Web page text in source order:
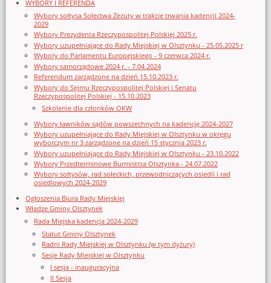
WYBORY I REFERENDA
Wybory sołtysa Sołectwa Zezuty w trakcie trwania kadencji 2024-
2029
Wybory Prezydenta Rzeczypospolitej Polskiej 2025 r.
Wybory uzupełniające do Rady Miejskiej w Olsztynku - 25.05.2025 r
Wybory do Parlamentu Europejskiego - 9 czerwca 2024 r.
Wybory samorządowe 2024 r. - 7.04.2024
Referendum zarządzone na dzień 15.10.2023 r.
Wybory do Sejmu Rzeczypospolitej Polskiej i Senatu
Rzeczypospolitej Polskiej - 15.10.2023
Szkolenie dla członków OKW
Wybory ławników sądów powszechnych na kadencję 2024-2027
Wybory uzupełniające do Rady Miejskiej w Olsztynku w okręgu
wyborczym nr 3 zarządzone na dzień 15 stycznia 2023 r.
Wybory uzupełniające do Rady Miejskiej w Olsztynku - 23.10.2022
Wybory Przedterminowe Burmistrza Olsztynka - 24.07.2022
Wybory sołtysów, rad sołeckich, przewodniczących osiedli i rad
osiedlowych 2024-2029
Ogłoszenia Biura Rady Miejskiej
Władze Gminy Olsztynek
Rada Miejska kadencja 2024-2029
Statut Gminy Olsztynek
Radni Rady Miejskiej w Olsztynku (w tym dyżury)
Sesje Rady Miejskiej w Olsztynku
I sesja - inauguracyjna
II Sesja